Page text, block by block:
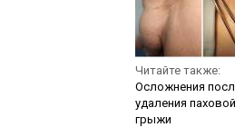
Читайте также:
Осложнения
удаления паховой
грыжи